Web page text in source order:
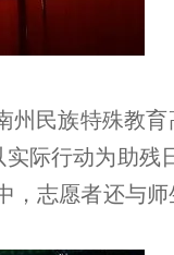
州民族特殊教
际行动为助残
志愿者还与